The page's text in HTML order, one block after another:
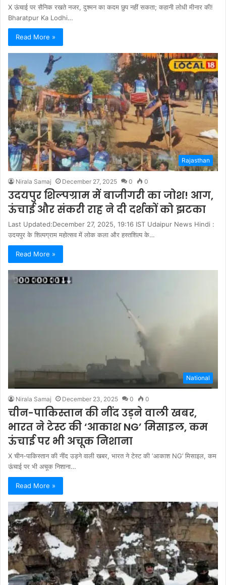
X ऊंचाई पर सैनिक रखते नजर, दुश्मन का कदम छुप नहीं सकता; कहानी लोधी मीनार की!
Bharatpur Ka Lodhi…
Read More »
Rajasthan
Nirala Samaj December 27, 2025 0 0
उदयपुर शिल्पग्राम में बाजीगरी का जोश! आग,
ऊंचाई और संकरी राह ने दी दर्शकों को झटका
Last Updated:December 27, 2025, 19:16 IST Udaipur News Hindi :
उदयपुर के शिल्पग्राम महोत्सव में लोक कला और हस्तशिल्प के…
Read More »
National
Nirala Samaj December 23, 2025 0 0
चीन-पाकिस्तान की नींद उड़ने वाली खबर,
भारत ने टेस्ट की ‘आकाश NG’ मिसाइल, कम
ऊंचाई पर भी अचूक निशाना
X चीन-पाकिस्तान की नींद उड़ने वाली खबर, भारत ने टेस्ट की ‘आकाश NG’ मिसाइल, कम
ऊंचाई पर भी अचूक निशाना…
Read More »